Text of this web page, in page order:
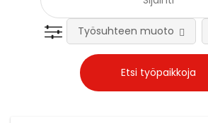
Työsuhteen muoto